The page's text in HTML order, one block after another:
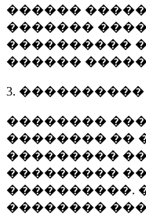
������
�������
����������
������
3.
��������
�������� ��
���������
���������
����������.
��������